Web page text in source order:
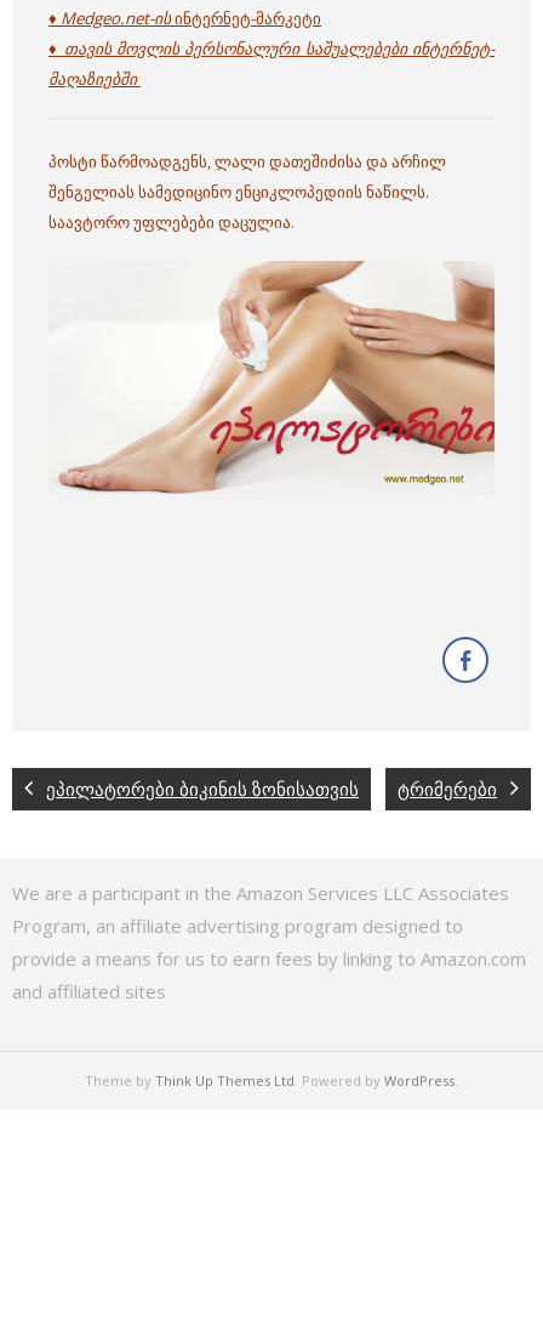
♦ Medgeo.net-ისინტერნეტ-მარკეტი
♦ თავის მოვლის პერსონალური საშუალებები ინტერნეტ-
მაღაზიებში
პოსტი წარმოადგენს, ლალი დათეშიძისა და არჩილ
შენგელიას სამედიცინო ენციკლოპედიის ნაწილს.
საავტორო უფლებები დაცულია.
ეპილატორები ბიკინის ზონისათვის ტრიმერები
We are a participant in the Amazon Services LLC Associates
Program, an affiliate advertising program designed to
provide a means for us to earn fees by linking to Amazon.com
and affiliated sites
Theme by Think Up Themes Ltd. Powered by WordPress.